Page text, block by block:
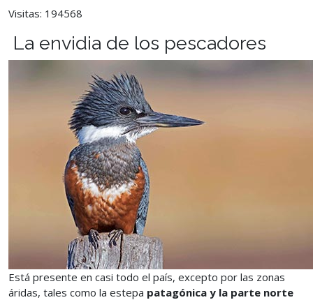
Visitas: 194568
La envidia de los pescadores
Está presente en casi todo el país, excepto por las zonas
áridas, tales como la estepa patagónica y la parte norte